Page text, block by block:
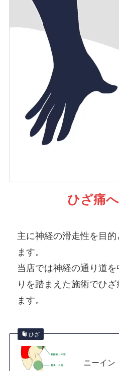
ひざ痛
主に神経の滑走性を目
ます。
当店では神経の通り道
りを踏まえた施術でひ
ます。
ひざ
ニーイン